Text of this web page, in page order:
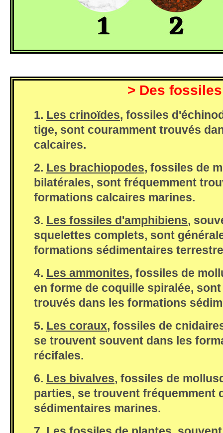
> Des
1. Les crinoïdes, fossiles
tige, sont couramment trouvés
calcaires.
2. Les brachiopodes, fossiles de
bilatérales, sont fréquemment
formations calcaires marines.
3. Les fossiles d'amphibiens,
squelettes complets, sont
formations sédimentaires
4. Les ammonites, fossiles de
en forme de coquille spiralée,
trouvés dans les formations
5. Les coraux, fossiles de
se trouvent souvent dans les
récifales.
6. Les bivalves, fossiles de
parties, se trouvent fréquemment
sédimentaires marines.